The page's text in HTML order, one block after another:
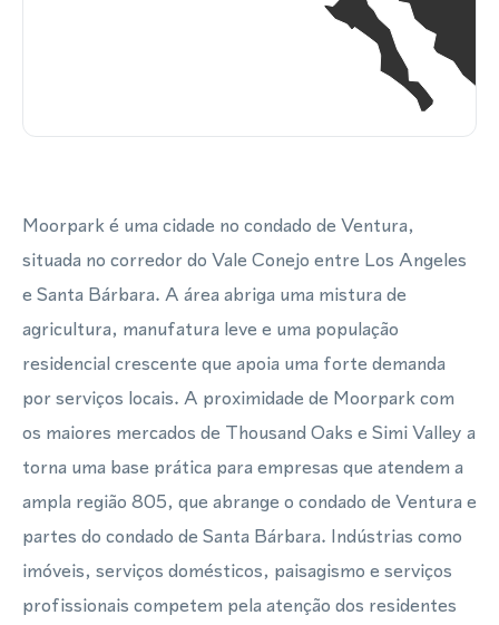
Moorpark é uma cidade no condado de Ventura,
situada no corredor do Vale Conejo entre Los Angeles
e Santa Bárbara. A área abriga uma mistura de
agricultura, manufatura leve e uma população
residencial crescente que apoia uma forte demanda
por serviços locais. A proximidade de Moorpark com
os maiores mercados de Thousand Oaks e Simi Valley a
torna uma base prática para empresas que atendem a
ampla região 805, que abrange o condado de Ventura e
partes do condado de Santa Bárbara. Indústrias como
imóveis, serviços domésticos, paisagismo e serviços
profissionais competem pela atenção dos residentes